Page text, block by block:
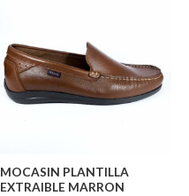
MOCASIN PLANTILLA
EXTRAIBLE MARRON